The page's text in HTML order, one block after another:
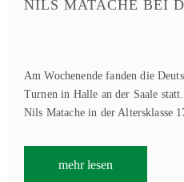
NILS MATACHE BEI
Am Wochenende fanden die
Turnen in Halle an der Saale
Nils Matache in der Altersklasse
mehr lesen